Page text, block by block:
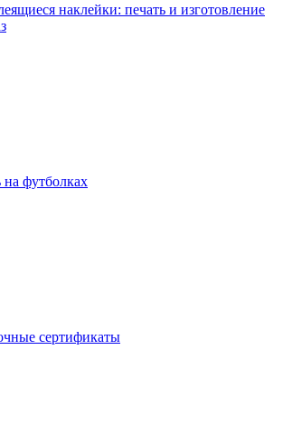
наклейки: печать и изготовление
на футболках
сертификаты